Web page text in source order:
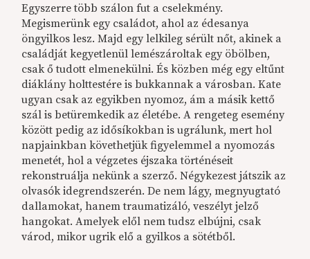
Egyszerre több szálon fut a cselekmény.
Megismerünk egy családot, ahol az édesanya
öngyilkos lesz. Majd egy lelkileg sérült nőt, akinek a
családját kegyetlenül lemészároltak egy öbölben,
csak ő tudott elmenekülni. És közben még egy eltűnt
diáklány holttestére is bukkannak a városban. Kate
ugyan csak az egyikben nyomoz, ám a másik kettő
szál is betüremkedik az életébe. A rengeteg esemény
között pedig az idősíkokban is ugrálunk, mert hol
napjainkban követhetjük figyelemmel a nyomozás
menetét, hol a végzetes éjszaka történéseit
rekonstruálja nekünk a szerző. Négykezest játszik az
olvasók idegrendszerén. De nem lágy, megnyugtató
dallamokat, hanem traumatizáló, veszélyt jelző
hangokat. Amelyek elől nem tudsz elbújni, csak
várod, mikor ugrik elő a gyilkos a sötétből.